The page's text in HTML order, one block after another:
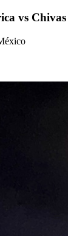
vs Chivas